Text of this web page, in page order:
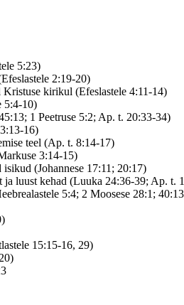
5:23)
2:19-20)
kirikul (Efeslastele 4:11-14)
5:4-10)
1 Peetruse 5:2; Ap. t. 20:33-34)
16)
teel (Ap. t. 8:14-17)
3:14-15)
(Johannese 17:11; 20:17)
ja luust kehad (Luuka 24:36-39; Ap. t.
5:4; 2 Moosese 28:1;
15:15-16, 29)